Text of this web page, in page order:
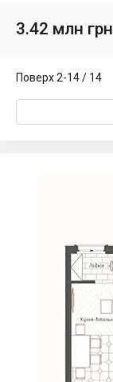
3.42 млн грн
Поверх 2-14 / 14